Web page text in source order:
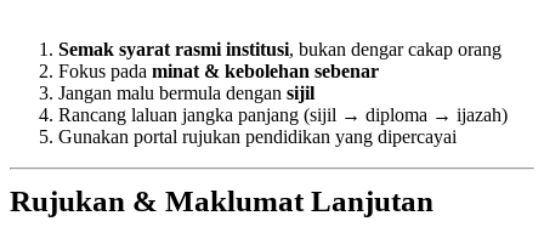
Semak syarat rasmi institusi, bukan dengar cakap orang
Fokus pada minat & kebolehan sebenar
Jangan malu bermula dengan sijil
Rancang laluan jangka panjang (sijil → diploma → ijazah)
Gunakan portal rujukan pendidikan yang dipercayai
Rujukan & Maklumat Lanjutan